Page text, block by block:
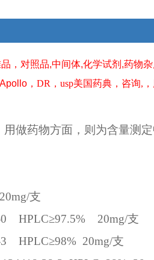
，对照品,中间体,化学试剂 ,药物
， DR ， usp美国药典 ，咨询,
做药物方面，则为含量测
20mg/支
HPLC≥97.5% 20mg/支
HPLC≥98% 20mg/支